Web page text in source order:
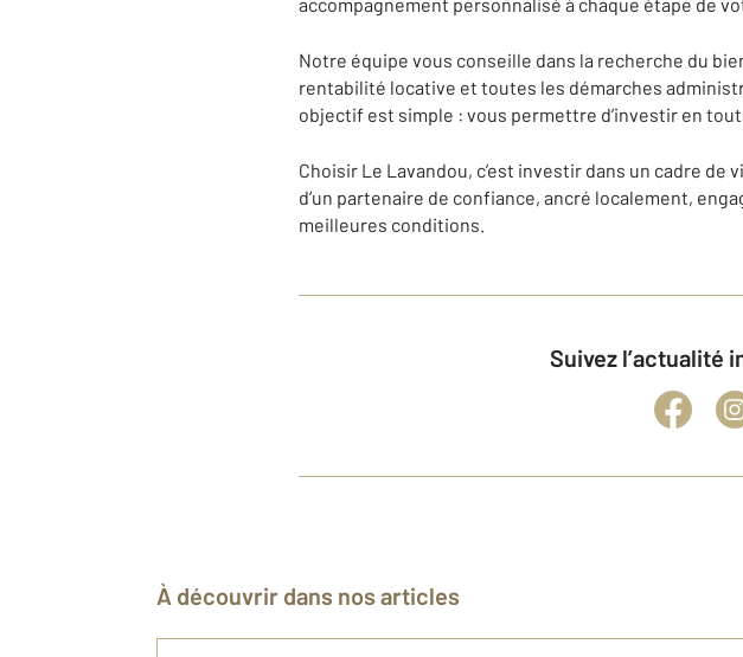
Notre équipe vous conseille dans la recherche du
rentabilité locative et toutes les démarches
objectif est simple : vous permettre d’investir en
Choisir Le Lavandou, c’est investir dans un cadre de
d’un partenaire de confiance, ancré localement,
meilleures conditions.
Suivez
À découvrir dans nos articles